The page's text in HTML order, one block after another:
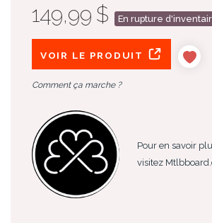
149,99 $ En rupture
VOIR LE PRODUIT
Comment ça marche ?
Pour en savoir
visitez